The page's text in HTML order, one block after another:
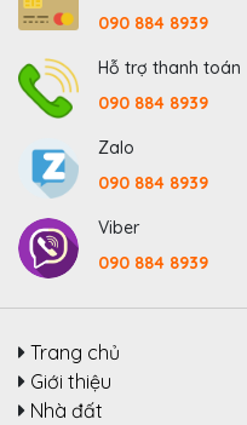
090 884 8939
Hỗ trợ thanh toán
090 884 8939
Zalo
090 884 8939
Viber
090 884 8939
Trang chủ
Giới thiệu
Nhà đất